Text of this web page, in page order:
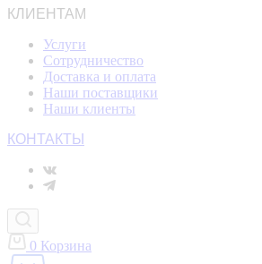
КЛИЕНТАМ
Услуги
Сотрудничество
Доставка и оплата
Наши поставщики
Наши клиенты
КОНТАКТЫ
0 Корзина